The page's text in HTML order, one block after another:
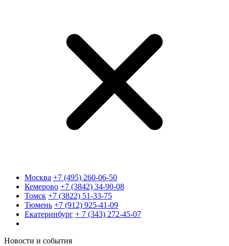
Москва +7 (495) 260-06-50
Кемерово +7 (3842) 34-90-08
Томск +7 (3822) 51-33-75
Тюмень +7 (912) 925-41-09
Екатеринбург + 7 (343) 272-45-07
Новости и события